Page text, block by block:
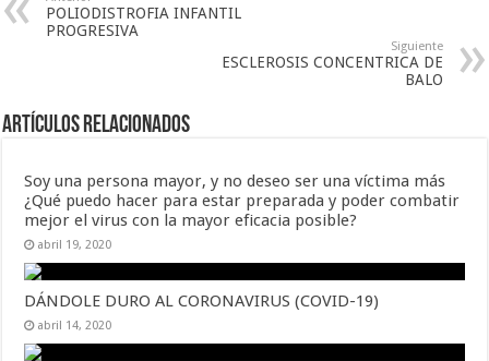
POLIODISTROFIA INFANTIL
PROGRESIVA
Siguiente
ESCLEROSIS CONCENTRICA DE
BALO
Artículos Relacionados
Soy una persona mayor, y no deseo ser una víctima más
¿Qué puedo hacer para estar preparada y poder combatir
mejor el virus con la mayor eficacia posible?
abril 19, 2020
DÁNDOLE DURO AL CORONAVIRUS (COVID-19)
abril 14, 2020